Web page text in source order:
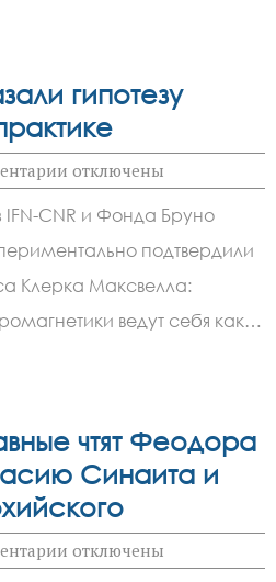
гипотезу
к
записи
Итальянцы
доказали
гипотезу
Максвелла
на
практике
отключены
IFN-CNR и Фонда Бруно
подтвердили
Клерка Максвелла:
ведут себя как…
чтят Феодора
Синаита и
к
записи
отключены